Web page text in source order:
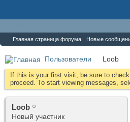
Главная страница форума Новые
Пользователи Loob
If this is your first visit, be sure to
proceed. To start viewing messages,
Loob
Новый участник